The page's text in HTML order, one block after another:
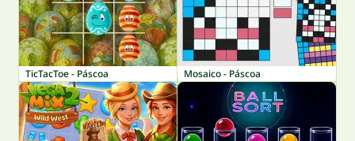
TicTacToe - Páscoa Mosaico - Páscoa